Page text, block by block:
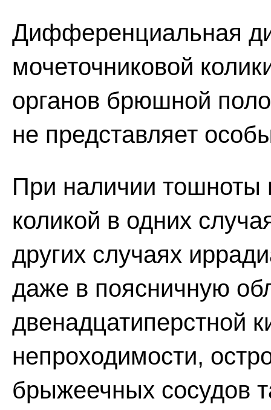
Дифференциальная
мочеточниковой
органов брюшной
не представляет
При наличии тошноты
коликой в одних
других случаях
даже в поясничную
двенадцатиперстной
непроходимости,
брыжеечных сосудов